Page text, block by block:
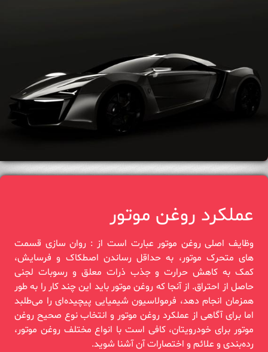
عملکرد روغن موتور
وظایف اصلی روغن موتور عبارت است از : روان سازی قسمت‌
های متحرک موتور، به حداقل رساندن اصطکاک و فرسایش،
کمک به کاهش حرارت و جذب ذرات معلق و رسوبات لجنی
حاصل از احتراق. از آنجا که روغن موتور باید این چند کار را به طور
همزمان انجام دهد، فرمولاسیون شیمیایی پیچیده‌ای را می‌طلبد
اما برای آگاهی از عملکرد روغن موتور و انتخاب نوع صحیح روغن
موتور برای خودرویتان، کافی است با انواع مختلف روغن موتور،
رده‌بندی و علائم و اختصارات آن آشنا شوید.